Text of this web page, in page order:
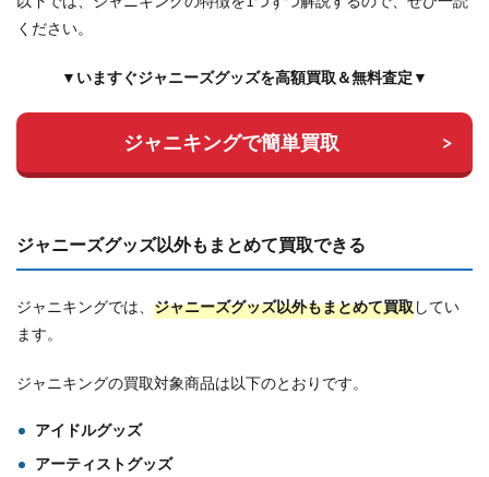
ください。
▼いますぐジャニーズグッズを高額買取＆無料査定▼
ジャニキングで簡単買取
ジャニーズグッズ以外もまとめて買取できる
ジャニキングでは、 ジャニーズグッズ以外もまとめて買取してい
ます。
ジャニキングの買取対象商品は以下のとおりです。
アイドルグッズ
アーティストグッズ